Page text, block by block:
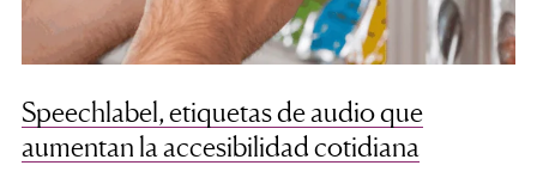
Speechlabel, etiquetas de audio que
aumentan la accesibilidad cotidiana